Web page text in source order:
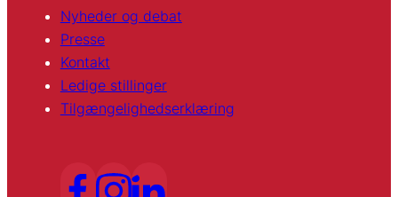
Nyheder og debat
Presse
Kontakt
Ledige stillinger
Tilgængelighedserklæring